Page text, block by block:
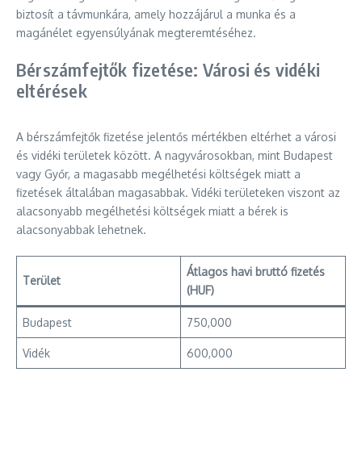
biztosít a távmunkára, amely hozzájárul a munka és a
magánélet egyensúlyának megteremtéséhez.
Bérszámfejtők fizetése: Városi és vidéki
eltérések
A bérszámfejtők fizetése jelentős mértékben eltérhet a városi
és vidéki területek között. A nagyvárosokban, mint Budapest
vagy Győr, a magasabb megélhetési költségek miatt a
fizetések általában magasabbak. Vidéki területeken viszont az
alacsonyabb megélhetési költségek miatt a bérek is
alacsonyabbak lehetnek.
Terület
Átlagos havi bruttó fizetés
(HUF)
Budapest 750,000
Vidék 600,000